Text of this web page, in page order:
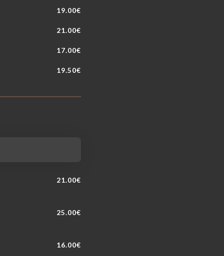
19.00€
21.00€
17.00€
19.50€
21.00€
25.00€
16.00€